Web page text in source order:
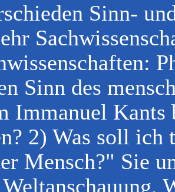
Sinn-
Sinn des
Immanuel Kants
2) Was soll ich
Mensch?" Sie